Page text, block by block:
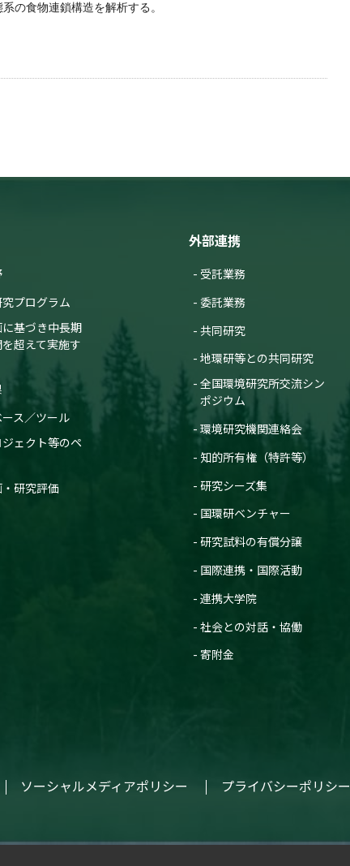
の食物連鎖構造を解析する。
プログラム
基づき中長期
超えて実施す
ス／ツール
ェクト等のペ
研究評価
外部連携
受託業務
委託業務
共同研究
地環研等との共同研究
全国環境研究所交流シン
ポジウム
環境研究機関連絡会
知的所有権（特許等）
研究シーズ集
国環研ベンチャー
研究試料の有償分譲
国際連携・国際活動
連携大学院
社会との対話・協働
寄附金
ソーシャルメディアポリシー プライバシーポリシー